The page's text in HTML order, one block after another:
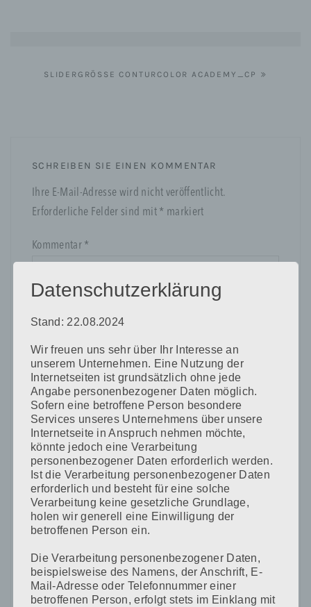
Beitragsnavigation
SLIDERGRÖSSE CONTURCOLOR ACADEMY_CP
SCHREIBEN SIE EINEN KOMMENTAR
Ihre E-Mail-Adresse wird nicht veröffentlicht.
Erforderliche Felder sind mit * markiert
Kommentar *
Name*
E-Mail-Adresse*
Website
Name, E-Mail-Adresse und Website in diesem Browser
für meinen nächsten Kommentar speichern.
Datenschutzerklärung
Stand: 22.08.2024
Wir freuen uns sehr über Ihr Interesse an
unserem Unternehmen. Eine Nutzung der
Internetseiten ist grundsätzlich ohne jede
Angabe personenbezogener Daten möglich.
Sofern eine betroffene Person besondere
Services unseres Unternehmens über unsere
Internetseite in Anspruch nehmen möchte,
könnte jedoch eine Verarbeitung
personenbezogener Daten erforderlich werden.
Ist die Verarbeitung personenbezogener Daten
erforderlich und besteht für eine solche
Verarbeitung keine gesetzliche Grundlage,
holen wir generell eine Einwilligung der
betroffenen Person ein.
Die Verarbeitung personenbezogener Daten,
beispielsweise des Namens, der Anschrift, E-
Mail-Adresse oder Telefonnummer einer
betroffenen Person, erfolgt stets im Einklang mit